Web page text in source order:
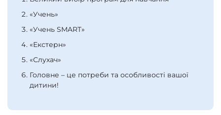
«Учень»
«Учень SMART»
«Екстерн»
«Слухач»
Головне – це потреби та особливості вашої
дитини!